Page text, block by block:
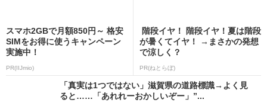
スマホ2GBで月額850円～ 格安
SIMをお得に使うキャンペーン
実施中！
PR(IIJmio)
階段イヤ！ 階段イヤ！夏は階段
が暑くてイヤ！ →まさかの発想
で涼しく？
PR(ねとらぼ)
「真実は1つではない」滋賀県の道路標識→よく見
ると……「あれれーおかしいぞー」”...